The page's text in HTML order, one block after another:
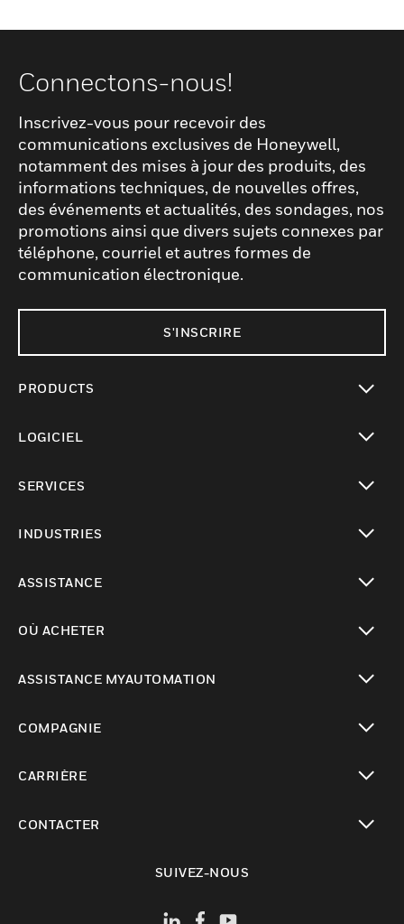
Connectons-nous!
Inscrivez-vous pour recevoir des
communications exclusives de Honeywell,
notamment des mises à jour des produits, des
informations techniques, de nouvelles offres,
des événements et actualités, des sondages, nos
promotions ainsi que divers sujets connexes par
téléphone, courriel et autres formes de
communication électronique.
S'INSCRIRE
PRODUCTS
LOGICIEL
SERVICES
INDUSTRIES
ASSISTANCE
OÙ ACHETER
ASSISTANCE MYAUTOMATION
COMPAGNIE
CARRIÈRE
CONTACTER
SUIVEZ-NOUS